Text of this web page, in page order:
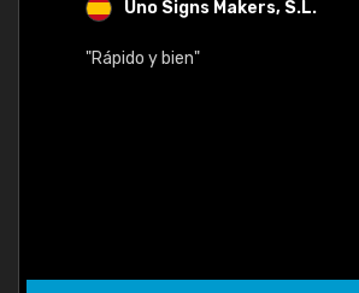
Uno Signs Makers, S.L.
"Rápido y bien"